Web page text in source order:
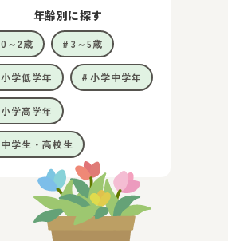
年齢別に探す
0～2歳 3～5歳
小学低学年 小学中学年
小学高学年
中学生・高校生